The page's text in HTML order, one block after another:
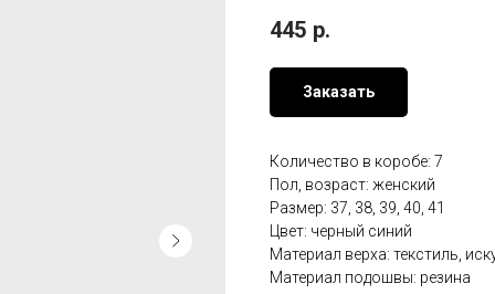
445 р.
Заказать
Количество в коробе: 7
Пол, возраст: женский
Размер: 37, 38, 39, 40, 41
Цвет: черный синий
Материал верха: текстиль,
Материал подошвы: резина